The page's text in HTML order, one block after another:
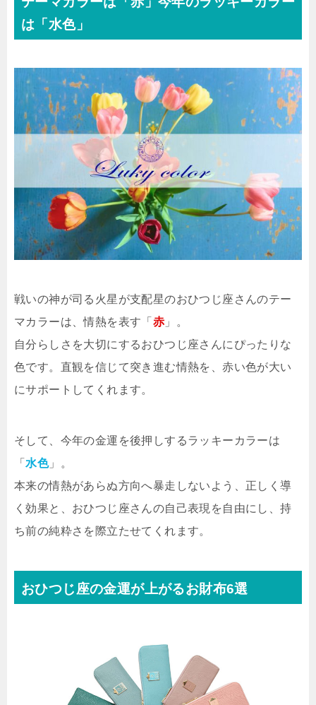
は「水色」
戦いの神が司る火星が支配星のおひつじ座さんのテー
マカラーは、情熱を表す「 赤 」。
自分らしさを大切にするおひつじ座さんにぴったりな
色です。直観を信じて突き進む情熱を、赤い色が大い
にサポートしてくれます。
そして、今年の金運を後押しするラッキーカラーは
「 水色」。
本来の情熱があらぬ方向へ暴走しないよう、正しく導
く効果と、おひつじ座さんの自己表現を自由にし、持
ち前の純粋さを際立たせてくれます。
おひつじ座の金運が上がるお財布6選